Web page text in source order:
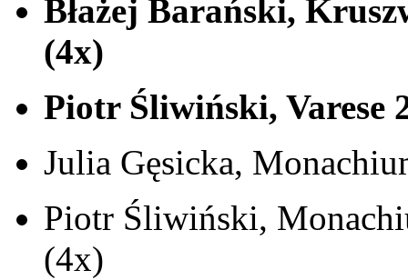
Błażej Barański,
(4x)
Piotr Śliwiński, Varese
Julia Gęsicka,
Piotr Śliwiński,
(4x)